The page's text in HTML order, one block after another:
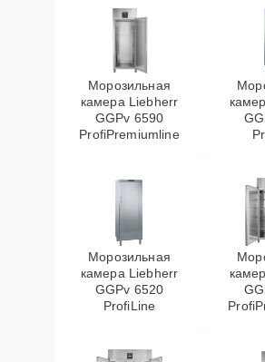
Морозильная
камера Liebherr
GGPv 6590
ProfiPremiumline
Морозильная
камера Liebherr
GGPv 6520
ProfiLine